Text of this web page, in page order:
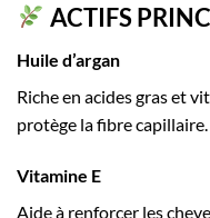
ACTIFS
Huile d’argan
Riche en acides gras et
protège la fibre capillaire.
Vitamine E
Aide à renforcer les